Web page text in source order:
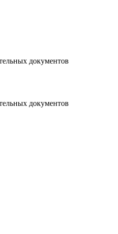
документов
документов